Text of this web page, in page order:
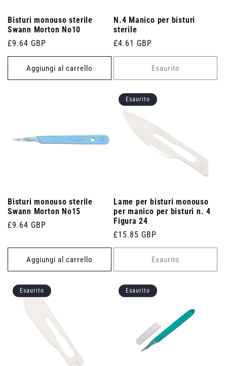
Bisturi monouso sterile
Swann Morton No10
Prezzo
di
listino
£9.64 GBP
Aggiungi al carrello
N.4 Manico per bisturi
sterile
Prezzo
di
£4.61 GBP
Esaurito
Bisturi monouso sterile
Swann Morton No15
Prezzo
listino
£9.64 GBP
Aggiungi al carrello
Esaurito
Lame per bisturi monouso
per manico per bisturi n. 4
Figura 24
Prezzo
di
£15.85 GBP
Esaurito
Esaurito Esaurito